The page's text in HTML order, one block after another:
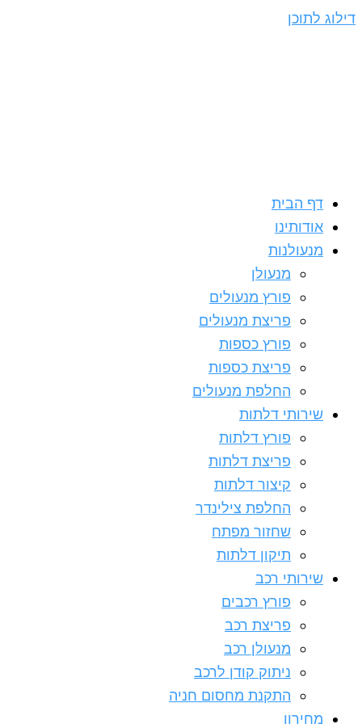
דילוג לתוכן
דף הבית
אודותינו
מנעולנות
מנעולן
פורץ מנעולים
פריצת מנעולים
פורץ כספות
פריצת כספות
החלפת מנעולים
שירותי דלתות
פורץ דלתות
פריצת דלתות
קיצור דלתות
החלפת צילינדר
שחזור מפתח
תיקון דלתות
שירותי רכב
פורץ רכבים
פריצת רכב
מנעולן רכב
ניתוק קודן לרכב
התקנת מחסום חניה
מחירון